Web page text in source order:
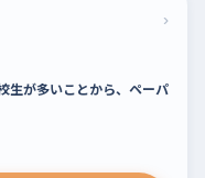
›
生が多いことから、ペーパ